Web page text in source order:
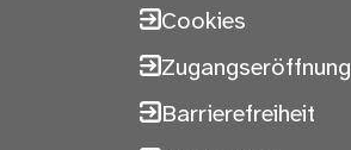
Cookies
Zugangseröffnung
Barrierefreiheit